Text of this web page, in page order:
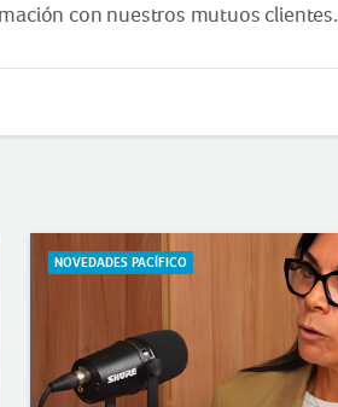
con nuestros mutuos clientes.
NOVEDADES PACÍFICO